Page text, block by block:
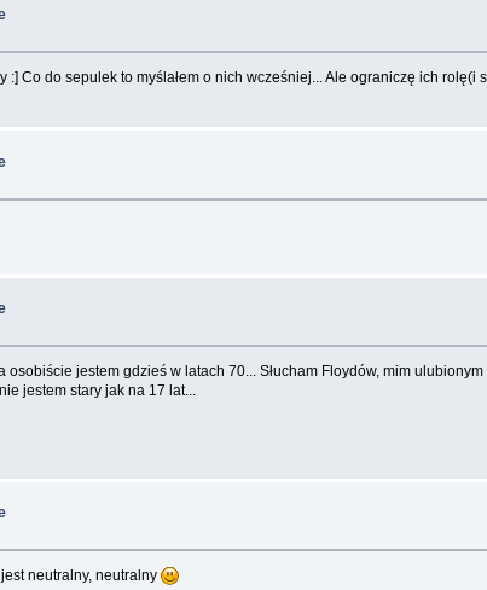
:] Co do sepulek to myślałem o nich wcześniej... Ale ograniczę ich
jestem gdzieś w latach 70... Słucham Floydów, mim
jestem stary jak na 17 lat...
neutralny, neutralny